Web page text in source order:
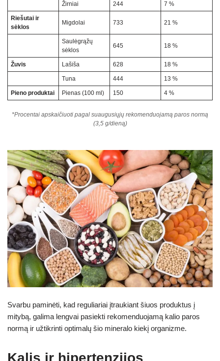
Žirniai 244 7 %
Riešutai ir
sėklos
Migdolai 733 21 %
Saulėgrąžų
sėklos
645 18 %
Žuvis Lašiša 628 18 %
Tuna 444 13 %
Pieno produktai Pienas (100 ml) 150 4 %
*Procentai apskaičiuoti pagal suaugusiųjų rekomenduojamą paros normą
(3,5 g/dieną)
Svarbu paminėti, kad reguliariai įtraukiant šiuos produktus į
mitybą, galima lengvai pasiekti rekomenduojamą kalio paros
normą ir užtikrinti optimalų šio mineralo kiekį organizme.
Kalis ir hipertenzijos